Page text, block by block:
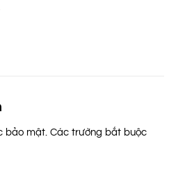
bảo mật. Các trường bắt buộc